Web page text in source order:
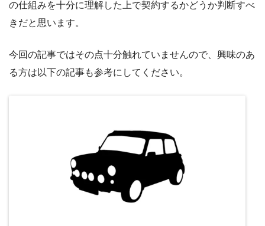
の仕組みを十分に理解した上で契約するかどうか判断すべ
きだと思います。
今回の記事ではその点十分触れていませんので、興味のあ
る方は以下の記事も参考にしてください。